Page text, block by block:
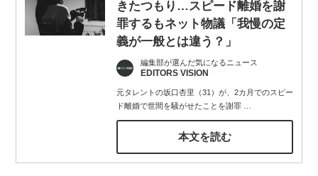
きたつもり…スピード離婚を謝
罪するもネット物議「我慢の定
義が一般とは違う？」
編集部が選んだ気になるニュース
EDITORS VISION
元タレントの坂口杏里（31）が、2カ月でのスピー
ド離婚で世間を騒がせたことを謝罪…
本文を読む